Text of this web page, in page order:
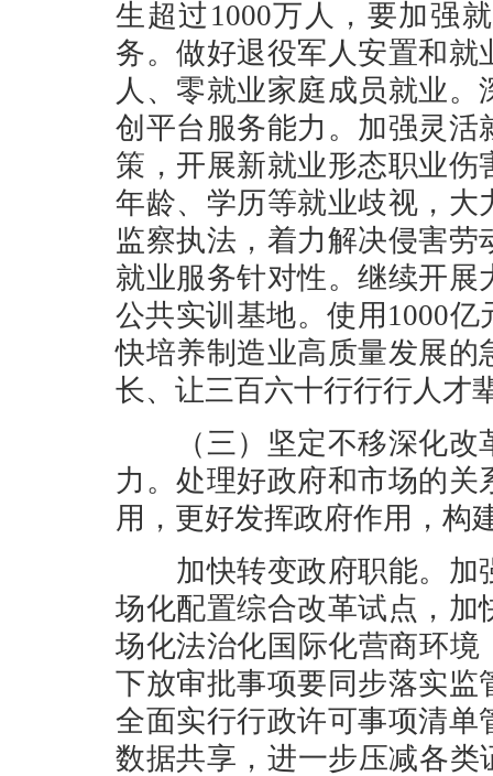
生超过1000万人，要加强
务。做好退役军人安置和
人、零就业家庭成员就业
创平台服务能力。加强灵
策，开展新就业形态职业
年龄、学历等就业歧视，
监察执法，着力解决侵害
就业服务针对性。继续开
公共实训基地。使用1000
快培养制造业高质量发展
长、让三百六十行行行人才
（三）坚定不移深化改
力。处理好政府和市场的
用，更好发挥政府作用，构
加快转变政府职能。加
场化配置综合改革试点，
场化法治化国际化营商环境
下放审批事项要同步落实
全面实行行政许可事项清
数据共享，进一步压减各类